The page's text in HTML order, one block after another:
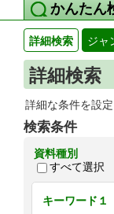
かんたん
詳細検索 ジャ
詳細検索
詳細な条件を設
検索条件
資料種別
すべて選択
キーワード１